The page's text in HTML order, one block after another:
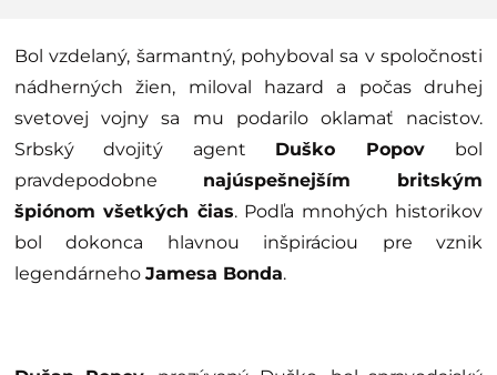
Bol vzdelaný, šarmantný, pohyboval sa v spoločnosti
nádherných žien, miloval hazard a počas druhej
svetovej vojny sa mu podarilo oklamať nacistov.
Srbský dvojitý agent Duško Popov bol
pravdepodobne najúspešnejším britským
špiónom všetkých čias. Podľa mnohých historikov
bol dokonca hlavnou inšpiráciou pre vznik
legendárneho Jamesa Bonda.